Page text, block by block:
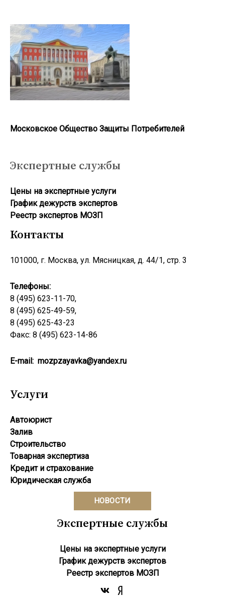
Московское Общество Защиты Потребителей
Экспертные службы
Цены на экспертные услуги
График дежурств экспертов
Реестр экcпертов МОЗП
Контакты
101000, г. Москва, ул. Мясницкая, д. 44/1, стр. 3
Телефоны:
8 (495) 623-11-70,
8 (495) 625-49-59,
8 (495) 625-43-23
Факс: 8 (495) 623-14-86
E-mail: mozpzayavka@yandex.ru
Услуги
Автоюрист
Залив
Строительство
Товарная экспертиза
Кредит и страхование
Юридическая служба
НОВОСТИ
Экспертные службы
Цены на экспертные услуги
График дежурств экспертов
Реестр экcпертов МОЗП